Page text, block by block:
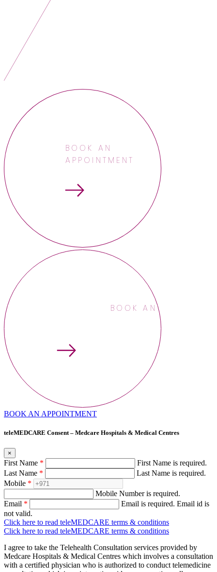
BOOK AN
APPOINTMENT
BOOK AN
BOOK AN APPOINTMENT
teleMEDCARE Consent – Medcare Hospitals & Medical Centres
×
First Name *
First Name is required.
Last Name *
Last Name is required.
Mobile *
Mobile Number is required.
Email * Email is required. Email id is
not valid.
Click here to read teleMEDCARE terms & conditions
Click here to read teleMEDCARE terms & conditions
I agree to take the Telehealth Consultation services provided by
Medcare Hospitals & Medical Centres which involves a consultation
with a certified physician who is authorized to conduct telemedicine